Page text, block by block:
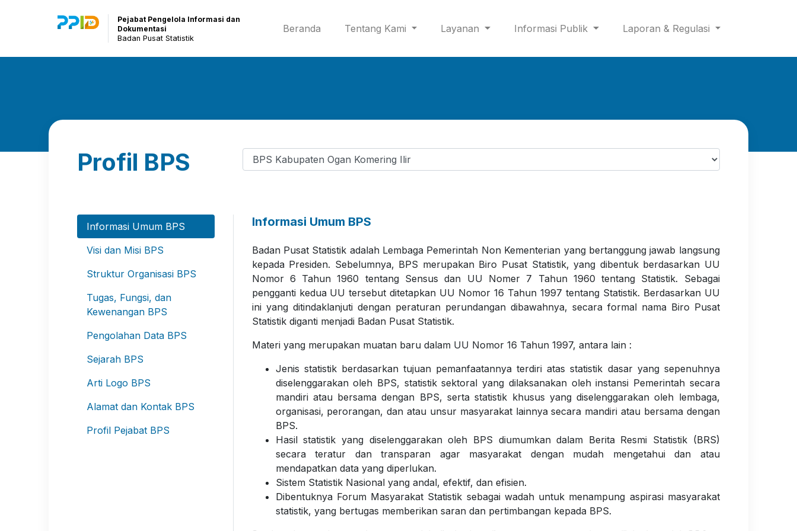
Pejabat Pengelola Informasi dan
Dokumentasi
Badan Pusat Statistik
Beranda(current)Tentang Kami Layanan Informasi Publik Laporan & Regulasi
Profil BPS
Informasi Umum BPS
Visi dan Misi BPS
Struktur Organisasi BPS
Tugas, Fungsi, dan
Kewenangan BPS
Pengolahan Data BPS
Sejarah BPS
Arti Logo BPS
Alamat dan Kontak BPS
Profil Pejabat BPS
Informasi Umum BPS
Badan Pusat Statistik adalah Lembaga Pemerintah Non Kementerian yang bertanggung jawab langsung
kepada Presiden. Sebelumnya, BPS merupakan Biro Pusat Statistik, yang dibentuk berdasarkan UU
Nomor 6 Tahun 1960 tentang Sensus dan UU Nomer 7 Tahun 1960 tentang Statistik. Sebagai
pengganti kedua UU tersebut ditetapkan UU Nomor 16 Tahun 1997 tentang Statistik. Berdasarkan UU
ini yang ditindaklanjuti dengan peraturan perundangan dibawahnya, secara formal nama Biro Pusat
Statistik diganti menjadi Badan Pusat Statistik.
Materi yang merupakan muatan baru dalam UU Nomor 16 Tahun 1997, antara lain :
Jenis statistik berdasarkan tujuan pemanfaatannya terdiri atas statistik dasar yang sepenuhnya
diselenggarakan oleh BPS, statistik sektoral yang dilaksanakan oleh instansi Pemerintah secara
mandiri atau bersama dengan BPS, serta statistik khusus yang diselenggarakan oleh lembaga,
organisasi, perorangan, dan atau unsur masyarakat lainnya secara mandiri atau bersama dengan
BPS.
Hasil statistik yang diselenggarakan oleh BPS diumumkan dalam Berita Resmi Statistik (BRS)
secara teratur dan transparan agar masyarakat dengan mudah mengetahui dan atau
mendapatkan data yang diperlukan.
Sistem Statistik Nasional yang andal, efektif, dan efisien.
Dibentuknya Forum Masyarakat Statistik sebagai wadah untuk menampung aspirasi masyarakat
statistik, yang bertugas memberikan saran dan pertimbangan kepada BPS.